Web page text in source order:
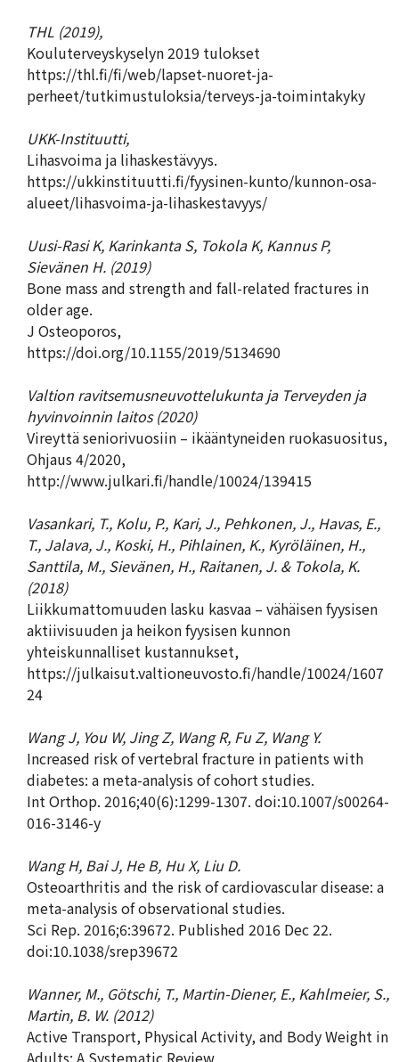
THL (2019),
Kouluterveyskyselyn 2019 tulokset
https://thl.fi/fi/web/lapset-nuoret-ja-
perheet/tutkimustuloksia/terveys-ja-toimintakyky
UKK-Instituutti,
Lihasvoima ja lihaskestävyys.
https://ukkinstituutti.fi/fyysinen-kunto/kunnon-osa-
alueet/lihasvoima-ja-lihaskestavyys/
Uusi-Rasi K, Karinkanta S, Tokola K, Kannus P,
Sievänen H. (2019)
Bone mass and strength and fall-related fractures in
older age.
J Osteoporos,
https://doi.org/10.1155/2019/5134690
Valtion ravitsemusneuvottelukunta ja Terveyden ja
hyvinvoinnin laitos (2020)
Vireyttä seniorivuosiin – ikääntyneiden ruokasuositus,
Ohjaus 4/2020,
http://www.julkari.fi/handle/10024/139415
Vasankari, T., Kolu, P., Kari, J., Pehkonen, J., Havas, E.,
T., Jalava, J., Koski, H., Pihlainen, K., Kyröläinen, H.,
Santtila, M., Sievänen, H., Raitanen, J. & Tokola, K.
(2018)
Liikkumattomuuden lasku kasvaa – vähäisen fyysisen
aktiivisuuden ja heikon fyysisen kunnon
yhteiskunnalliset kustannukset,
https://julkaisut.valtioneuvosto.fi/handle/10024/1607
24
Wang J, You W, Jing Z, Wang R, Fu Z, Wang Y.
Increased risk of vertebral fracture in patients with
diabetes: a meta-analysis of cohort studies.
Int Orthop. 2016;40(6):1299-1307. doi:10.1007/s00264-
016-3146-y
Wang H, Bai J, He B, Hu X, Liu D.
Osteoarthritis and the risk of cardiovascular disease: a
meta-analysis of observational studies.
Sci Rep. 2016;6:39672. Published 2016 Dec 22.
doi:10.1038/srep39672
Wanner, M., Götschi, T., Martin-Diener, E., Kahlmeier, S.,
Martin, B. W. (2012)
Active Transport, Physical Activity, and Body Weight in
Adults: A Systematic Review,